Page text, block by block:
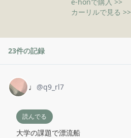
カーリルで見る >>
23件の記録
♩ @q9_rl7
読んでる
大学の課題で漂流船